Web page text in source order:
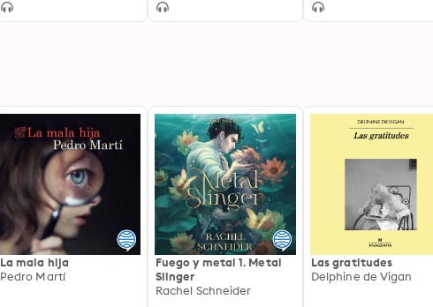
La mala hija
Pedro Martí
Fuego y metal 1. Metal
Slinger
Rachel Schneider
Las gratitudes
Delphine de Vigan